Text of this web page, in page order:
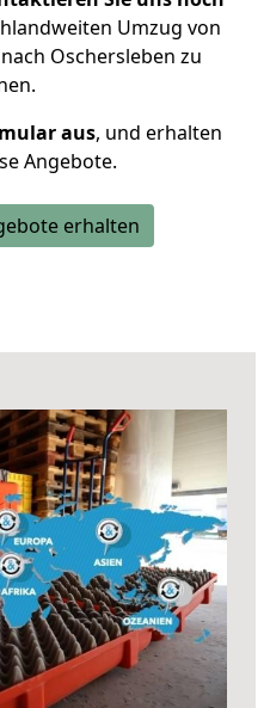
Umzug von
Oschersleben zu
aus, und erhalten
Angebote.
erhalten